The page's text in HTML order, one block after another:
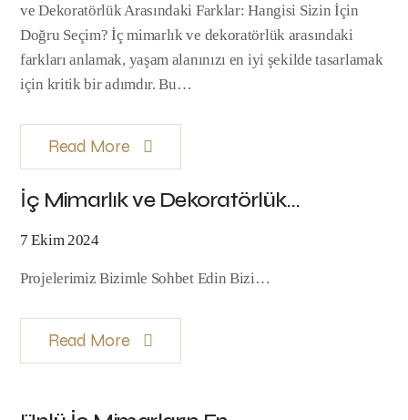
ve Dekoratörlük Arasındaki Farklar: Hangisi Sizin İçin
Doğru Seçim? İç mimarlık ve dekoratörlük arasındaki
farkları anlamak, yaşam alanınızı en iyi şekilde tasarlamak
için kritik bir adımdır. Bu…
Read More
İç Mimarlık ve Dekoratörlük…
7 Ekim 2024
Projelerimiz Bizimle Sohbet Edin Bizi…
Read More